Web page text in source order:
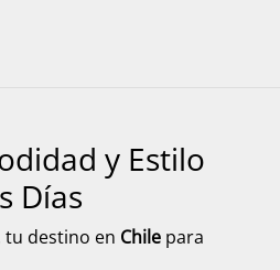
y Estilo
Días
tu destino en Chile para